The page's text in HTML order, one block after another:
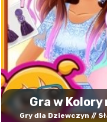
Gra w
Gry dla Dziewczyn